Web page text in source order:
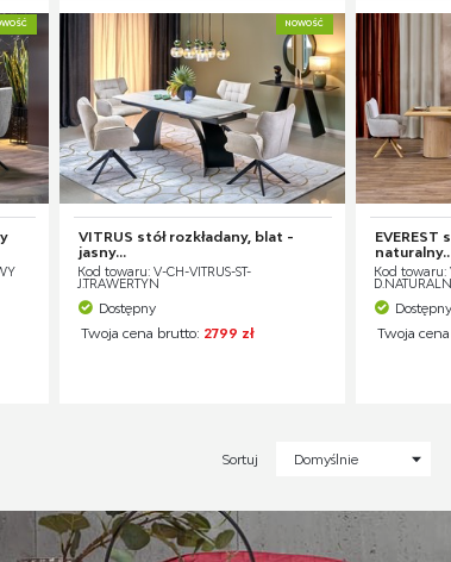
NOWOŚĆ
VITRUS stół rozkładany, blat -
jasny...
Kod towaru: V-CH-VITRUS-ST-
J.TRAWERTYN
Dostępny
Twoja cena brutto: 2799 zł
EVEREST
Kod towaru:
Twoja
Sortuj Domyślnie